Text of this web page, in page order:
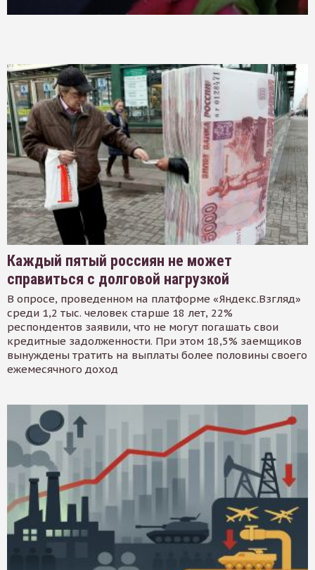
Каждый пятый россиян не может
справиться с долговой нагрузкой
В опросе, проведенном на платформе «Яндекс.Взгляд»
среди 1,2 тыс. человек старше 18 лет, 22%
респондентов заявили, что не могут погашать свои
кредитные задолженности. При этом 18,5% заемщиков
вынуждены тратить на выплаты более половины своего
ежемесячного доход